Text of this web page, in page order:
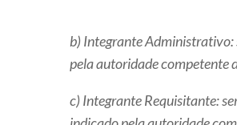
b) Integrante
pela autoridade competente
c) Integrante Requisitante: